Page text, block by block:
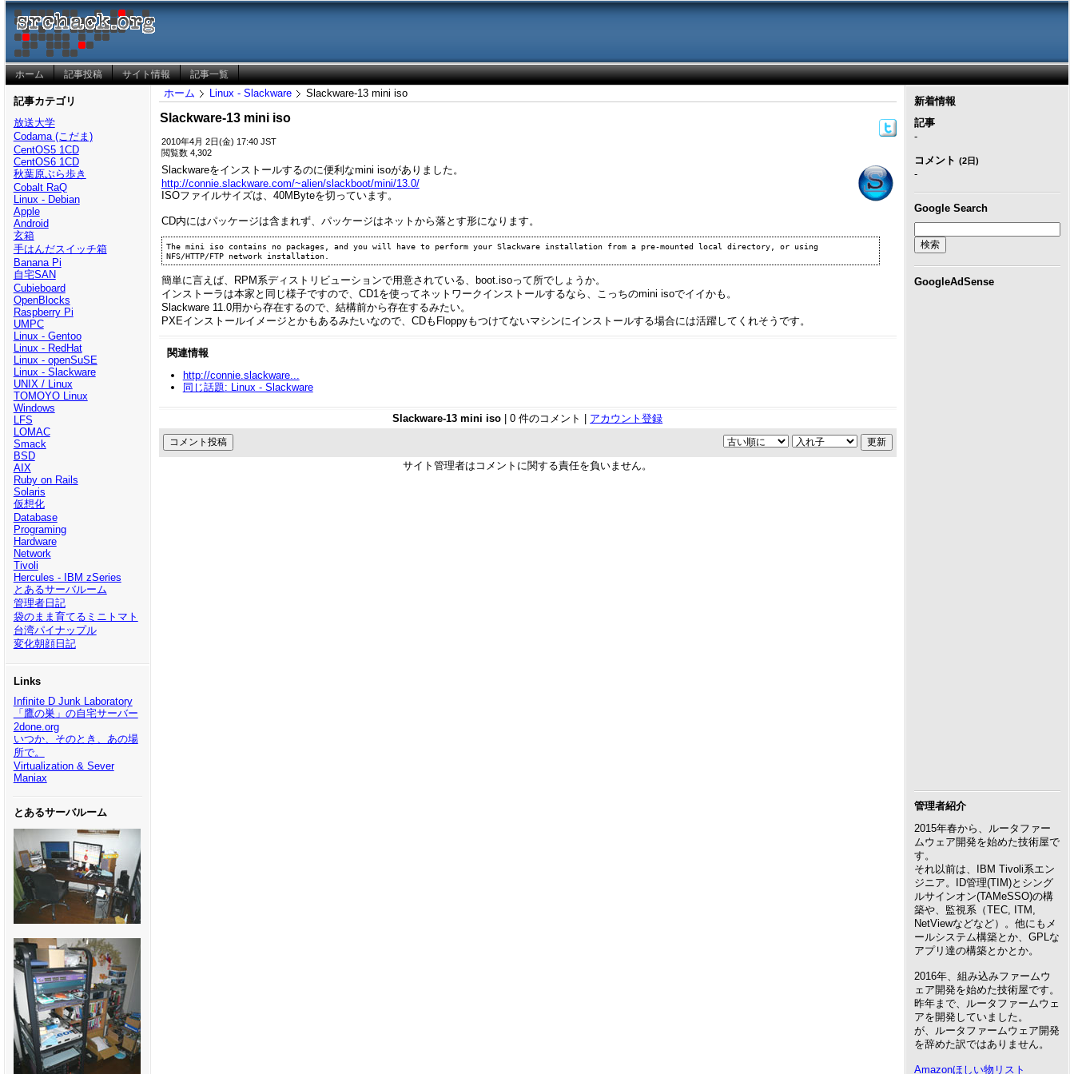
ホーム 記事投稿 サイト情報 記事一覧
記事カテゴリ
放送大学
Codama (こだま)
CentOS5 1CD
CentOS6 1CD
秋葉原ぶら歩き
Cobalt RaQ
Linux - Debian
Apple
Android
玄箱
手はんだスイッチ箱
Banana Pi
自宅SAN
Cubieboard
OpenBlocks
Raspberry Pi
UMPC
Linux - Gentoo
Linux - RedHat
Linux - openSuSE
Linux - Slackware
UNIX / Linux
TOMOYO Linux
Windows
LFS
LOMAC
Smack
BSD
AIX
Ruby on Rails
Solaris
仮想化
Database
Programing
Hardware
Network
Tivoli
Hercules - IBM zSeries
とあるサーバルーム
管理者日記
袋のまま育てるミニトマト
台湾パイナップル
変化朝顔日記
Links
Infinite D Junk Laboratory
「鷹の巣」の自宅サーバー
2done.org
いつか、そのとき、あの場
所で。
Virtualization & Sever
Maniax
とあるサーバルーム
ホーム Linux - Slackware Slackware-13 mini iso
Slackware-13 mini iso
2010年4月 2日(金) 17:40 JST
閲覧数 4,302
Slackwareをインストールするのに便利なmini isoがありました。
http://connie.slackware.com/~alien/slackboot/mini/13.0/
ISOファイルサイズは、40MByteを切っています。
CD内にはパッケージは含まれず、パッケージはネットから落とす形になります。
The mini iso contains no packages, and you will have to perform your Slackware installation from a pre-mounted local directory, or using
簡単に言えば、RPM系ディストリビューションで用意されている、boot.isoって所でしょうか。
インストーラは本家と同じ様子ですので、CD1を使ってネットワークインストールするなら、こっちのmini isoでイイかも。
Slackware 11.0用から存在するので、結構前から存在するみたい。
PXEインストールイメージとかもあるみたいなので、CDもFloppyもつけてないマシンにインストールする場合には活躍してくれそうです。
関連情報
http://connie.slackware...
同じ話題: Linux - Slackware
Slackware-13 mini iso | 0 件のコメント | アカウント登録
サイト管理者はコメントに関する責任を負いません。
新着情報
記事
-
コメント (2日)
-
Google Search
GoogleAdSense
管理者紹介
2015年春から、ルータファー
ムウェア開発を始めた技術屋で
す。
それ以前は、IBM Tivoli系エン
ジニア。ID管理(TIM)とシング
ルサインオン(TAMeSSO)の構
築や、監視系（TEC, ITM,
NetViewなどなど）。他にもメ
ールシステム構築とか、GPLな
アプリ達の構築とかとか。
2016年、組み込みファームウ
ェア開発を始めた技術屋です。
昨年まで、ルータファームウェ
アを開発していました。
が、ルータファームウェア開発
を辞めた訳ではありません。
Amazonほしい物リスト